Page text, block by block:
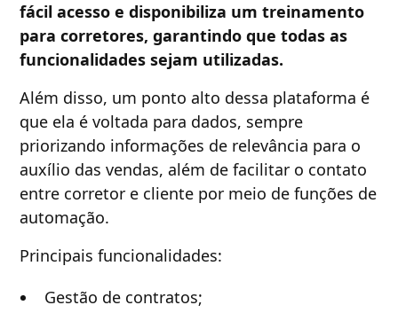
fácil acesso e disponibiliza um treinamento
para corretores, garantindo que todas as
funcionalidades sejam utilizadas.
Além disso, um ponto alto dessa plataforma é
que ela é voltada para dados, sempre
priorizando informações de relevância para o
auxílio das vendas, além de facilitar o contato
entre corretor e cliente por meio de funções de
automação.
Principais funcionalidades:
Gestão de contratos;